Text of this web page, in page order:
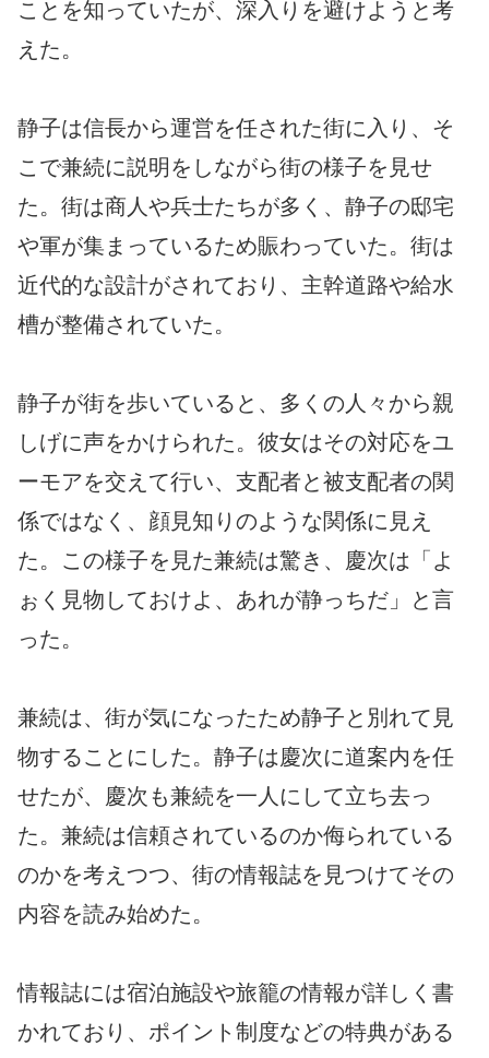
ことを知っていたが、深入りを避けようと考
えた。
静子は信長から運営を任された街に入り、そ
こで兼続に説明をしながら街の様子を見せ
た。街は商人や兵士たちが多く、静子の邸宅
や軍が集まっているため賑わっていた。街は
近代的な設計がされており、主幹道路や給水
槽が整備されていた。
静子が街を歩いていると、多くの人々から親
しげに声をかけられた。彼女はその対応をユ
ーモアを交えて行い、支配者と被支配者の関
係ではなく、顔見知りのような関係に見え
た。この様子を見た兼続は驚き、慶次は「よ
ぉく見物しておけよ、あれが静っちだ」と言
った。
兼続は、街が気になったため静子と別れて見
物することにした。静子は慶次に道案内を任
せたが、慶次も兼続を一人にして立ち去っ
た。兼続は信頼されているのか侮られている
のかを考えつつ、街の情報誌を見つけてその
内容を読み始めた。
情報誌には宿泊施設や旅籠の情報が詳しく書
かれており、ポイント制度などの特典がある